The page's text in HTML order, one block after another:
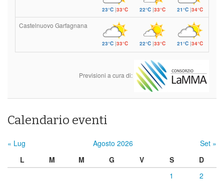
23°C|33°C 22°C|33°C 21°C |34°C
Castelnuovo Garfagnana
23°C|33°C 22°C|33°C 21°C |34°C
Previsioni a cura di:
Calendario eventi
« Lug Agosto 2026
Set »
L
M M G V S
D
1
2